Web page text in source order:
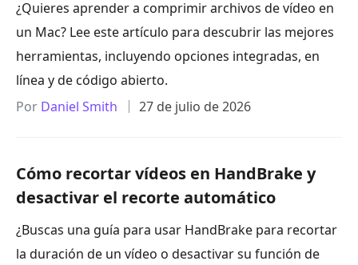
¿Quieres aprender a comprimir archivos de vídeo en
un Mac? Lee este artículo para descubrir las mejores
herramientas, incluyendo opciones integradas, en
línea y de código abierto.
Por Daniel Smith 27 de julio de 2026
Cómo recortar vídeos en HandBrake y
desactivar el recorte automático
¿Buscas una guía para usar HandBrake para recortar
la duración de un vídeo o desactivar su función de